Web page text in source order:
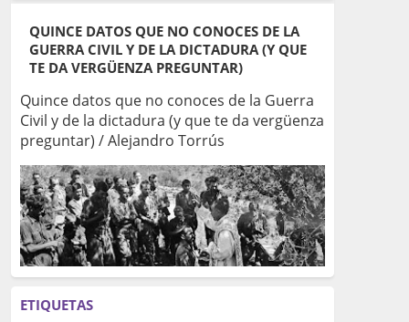
QUINCE DATOS QUE NO CONOCES DE LA
GUERRA CIVIL Y DE LA DICTADURA (Y QUE
TE DA VERGÜENZA PREGUNTAR)
Quince datos que no conoces de la Guerra
Civil y de la dictadura (y que te da vergüenza
preguntar) / Alejandro Torrús
ETIQUETAS